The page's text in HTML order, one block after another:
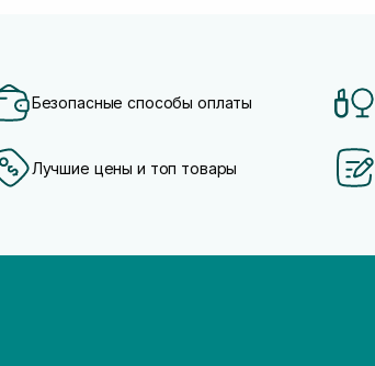
Безопасные способы оплаты
Лучшие цены и топ товары